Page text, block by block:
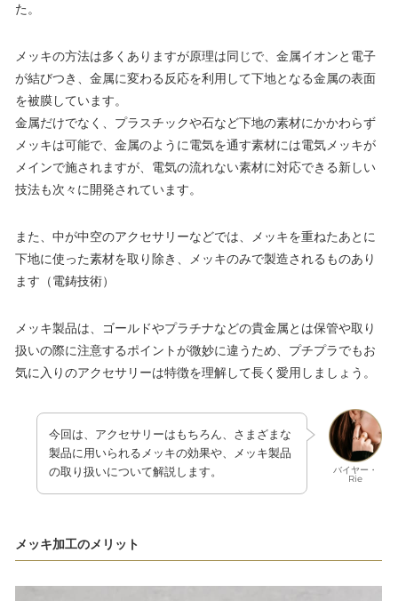
た。
メッキの方法は多くありますが原理は同じで、金属イオンと電子
が結びつき、金属に変わる反応を利用して下地となる金属の表面
を被膜しています。
金属だけでなく、プラスチックや石など下地の素材にかかわらず
メッキは可能で、金属のように電気を通す素材には電気メッキが
メインで施されますが、電気の流れない素材に対応できる新しい
技法も次々に開発されています。
また、中が中空のアクセサリーなどでは、メッキを重ねたあとに
下地に使った素材を取り除き、メッキのみで製造されるものあり
ます（電鋳技術）
メッキ製品は、ゴールドやプラチナなどの貴金属とは保管や取り
扱いの際に注意するポイントが微妙に違うため、プチプラでもお
気に入りのアクセサリーは特徴を理解して長く愛用しましょう。
バイヤー・
Rie
今回は、アクセサリーはもちろん、さまざまな
製品に用いられるメッキの効果や、メッキ製品
の取り扱いについて解説します。
メッキ加工のメリット